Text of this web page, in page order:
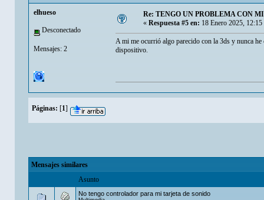
elhueso
Desconectado
Mensajes: 2
Re: TENGO UN PROBLEMA CON
« Respuesta #5 en: 18 Enero 2025, 12:15
A mi me ocurrió algo parecido con la 3ds y nunca
dispositivo.
Páginas: [1]
Mensajes similares
Asunto
No tengo controlador para mi tarjeta de sonido